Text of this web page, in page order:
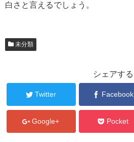
白さと言えるでしょう。
未分類
シェアする
Twitter Facebook
Google+ Pocket